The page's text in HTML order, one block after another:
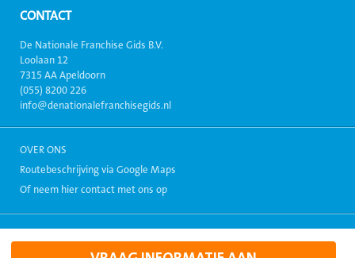
CONTACT
De Nationale Franchise Gids B.V.
Loolaan 12
7315 AA Apeldoorn
(055) 8200 226
info@denationalefranchisegids.nl
OVER ONS
Routebeschrijving via Google Maps
Of neem hier contact met ons op
weergegeven op deze site mag niet zonder toestemming verspreid